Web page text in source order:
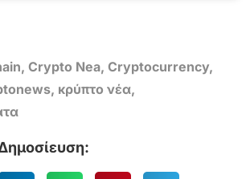
, Crypto Nea, Cryptocurrency,
, κρύπτο νέα,